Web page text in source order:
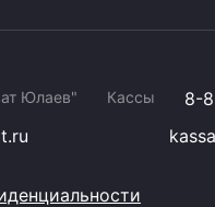
Юлаев" Кассы
8-